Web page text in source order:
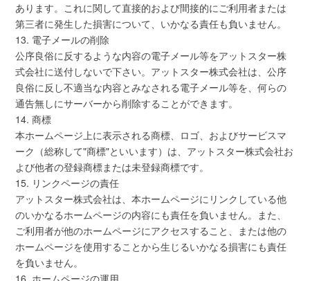
あります。これに関して直接的および間接的にご利用者または
第三者に発生した損害について、いかなる責任も負いません。
13. 電子メールの削除
公序良俗に反するような内容の電子メール等をアットスター株
式会社に送付しないで下さい。アットスター株式会社は、公序
良俗に反し不適当な内容とみなされる電子メール等を、何らの
通告無しにサーバーから削除することができます。
14. 商標
本ホームページ上に表示される商標、ロゴ、およびサービスマ
ーク（総称して"商標"といいます）は、アットスター株式会社お
よび他者の登録商標または未登録商標です。
15. リンクページの責任
アットスター株式会社は、本ホームページにリンクしている他
のいかなるホームページの内容にも責任を負いません。また、
ご利用者が他のホームページにアクセスすること、または他の
ホームページを使用することから生じるいかなる損害にも責任
を負いません。